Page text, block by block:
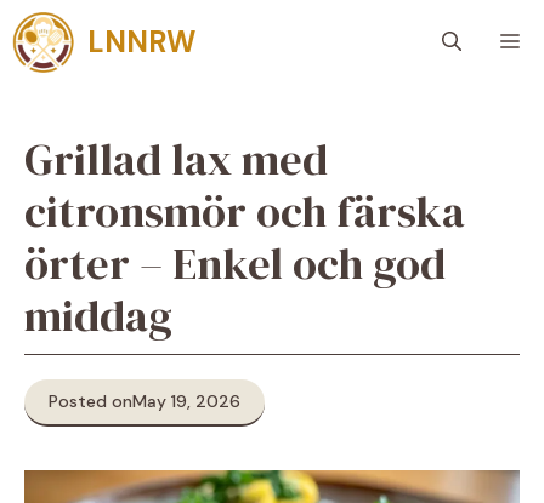
Skip
to
content
LNNRW
Grillad lax med
citronsmör och färska
örter – Enkel och god
middag
Posted onMay 19, 2026